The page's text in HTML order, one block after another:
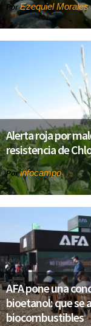
PorEzequiel Morales
Alerta roja por
resistencia de
Porinfocampo
AFA pone una
bioetanol: que se
biocombustibles